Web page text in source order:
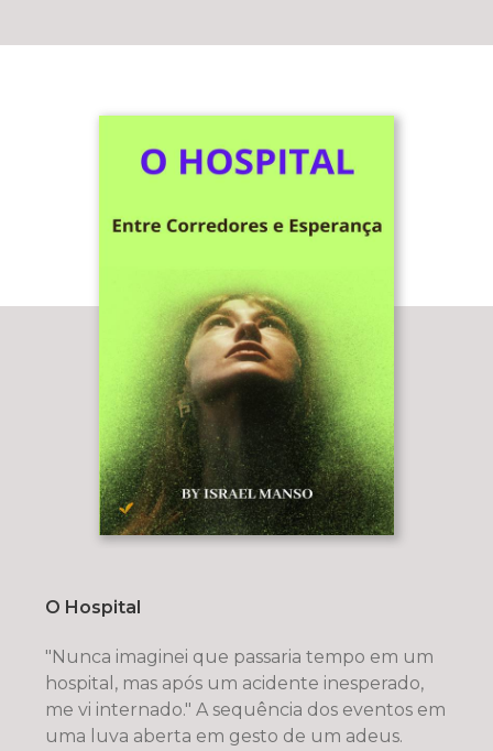
O Hospital
"Nunca imaginei que passaria tempo em um
hospital, mas após um acidente inesperado,
me vi internado." A sequência dos eventos em
uma luva aberta em gesto de um adeus.